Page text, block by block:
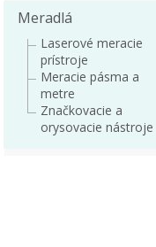
Meradlá
Laserové meracie
prístroje
Meracie pásma a
metre
Značkovacie a
orysovacie nástroje